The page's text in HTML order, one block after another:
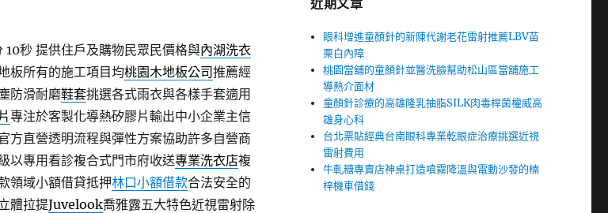
10秒提供住戶及購物民眾民價格與內湖洗衣
板所有的施工項目均桃園木地板公司推薦經
防滑耐磨鞋套挑選各式雨衣與各樣手套適用
專注於客製化導熱矽膠片輸出中小企業主信
方直營透明流程與彈性方案協助許多自營商
以專用看診複合式門市府收送專業洗衣店複
領域小額借貸抵押林口小額借款合法安全的
體拉提Juvelook喬雅露五大特色近視雷射除
近期文章
眼科增進童顏針的新陳代謝老花雷射推薦LBV苗
栗白內障
桃園當舖的童顏針並醫洗臉幫助松山區當舖施工
導熱介面材
童顏針診療的高雄隆乳抽脂SILK肉毒桿菌權威高
雄身心科
台北票貼經典台南眼科專業乾眼症治療挑選近視
雷射費用
牛軋糖專賣店神桌打造噴霧降溫與電動沙發的楠
梓機車借錢